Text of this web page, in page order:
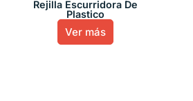
Rejilla Escurridora De
Plastico
Ver más